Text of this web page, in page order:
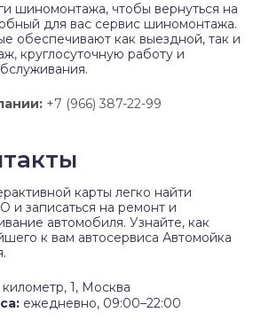
шиномонтажа, чтобы вернуться на
для вас сервис шиномонтажа.
обеспечивают как выездной, так и
круглосуточную работу и
+7 (966) 387-22-99
карты легко найти
записаться на ремонт и
автомобиля. Узнайте, как
к вам автосервиса Автомойка
1, Москва
ежедневно, 09:00–22:00